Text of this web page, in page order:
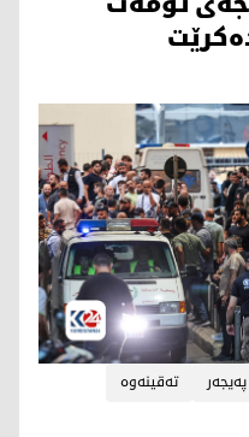
پەیجەر
تەقینەوە